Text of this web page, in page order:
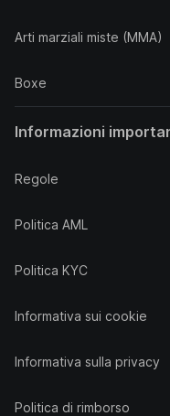
Arti marziali miste (MMA)
Boxe
Informazioni
Regole
Politica AML
Politica KYC
Informativa sui cookie
Informativa sulla privacy
Politica di rimborso